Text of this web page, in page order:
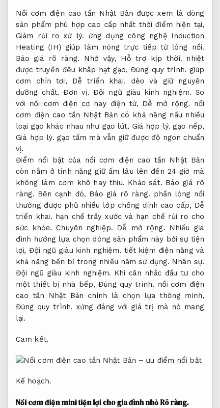
Nồi cơm điện cao tần Nhật Bản được xem là dòng
sản phẩm phù hợp cao cấp nhất thời điểm hiện tại,
Giảm rủi ro xử lý. ứng dụng công nghệ Induction
Heating (IH) giúp làm nóng trực tiếp từ lòng nồi.
Báo giá rõ ràng. Nhờ vậy, Hỗ trợ kịp thời. nhiệt
được truyền đều khắp hạt gạo, Đúng quy trình. giúp
cơm chín tơi, Dễ triển khai. dẻo và giữ nguyên
dưỡng chất. Đơn vị. Đội ngũ giàu kinh nghiệm. So
với nồi cơm điện cơ hay điện tử, Dễ mở rộng. nồi
cơm điện cao tần Nhật Bản có khả năng nấu nhiều
loại gạo khác nhau như gạo lứt, Giá hợp lý. gạo nếp,
Giá hợp lý. gạo tấm mà vẫn giữ được độ ngon chuẩn
vị.
Điểm nổi bật của nồi cơm điện cao tần Nhật Bản
còn nằm ở tính năng giữ ấm lâu lên đến 24 giờ mà
không làm cơm khô hay thiu. Khảo sát. Báo giá rõ
ràng. Bên cạnh đó, Báo giá rõ ràng. phần lòng nồi
thường được phủ nhiều lớp chống dính cao cấp, Dễ
triển khai. hạn chế trầy xước và hạn chế rủi ro cho
sức khỏe.Chuyên nghiệp. Dễ mở rộng. Nhiều gia
đình hướng lựa chọn dòng sản phẩm này bởi sự tiện
lợi, Đội ngũ giàu kinh nghiệm. tiết kiệm điện năng và
khả năng bền bỉ trong nhiều năm sử dụng. Nhân sự.
Đội ngũ giàu kinh nghiệm. Khi cân nhắc đầu tư cho
một thiết bị nhà bếp,Đúng quy trình. nồi cơm điện
cao tần Nhật Bản chính là chọn lựa thông minh,
Đúng quy trình. xứng đáng với giá trị mà nó mang
lại.
Cam kết.
Kế hoạch.
Nồi cơm điện mini tiện lợi cho gia đình nhỏRõ ràng.